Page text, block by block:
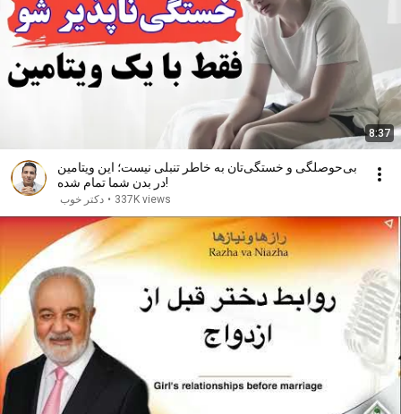
8:37
بی‌حوصلگی و خستگی‌تان به خاطر تنبلی نیست؛ این ویتامین
در بدن شما تمام شده!
دکتر خوب • 337K views